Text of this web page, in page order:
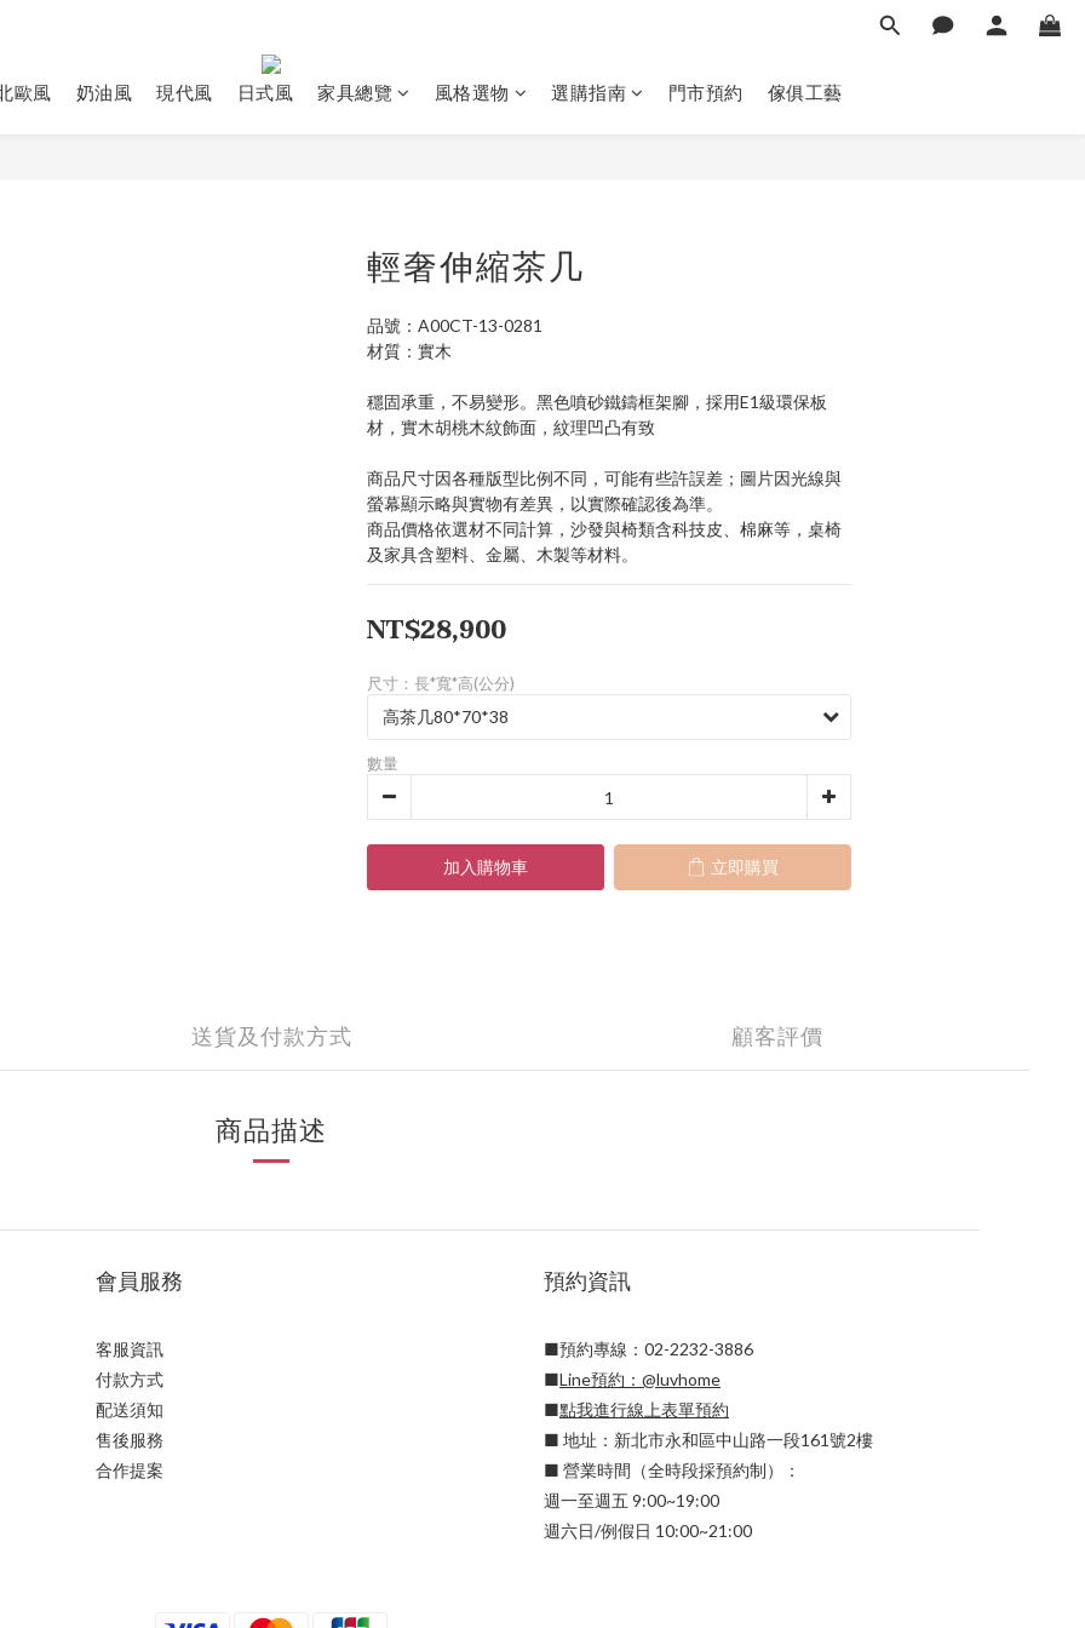
歐風 奶油風 現代風 日式風 家具總覽 風格選物 選購指南 門市預約 傢俱工藝
輕奢伸縮茶几
品號：A00CT-13-0281
材質：實木
穩固承重，不易變形。黑色噴砂鐵鑄框架腳，採用E1級環保板
材，實木胡桃木紋飾面，紋理凹凸有致
商品尺寸因各種版型比例不同，可能有些許誤差；圖片因光線與
螢幕顯示略與實物有差異，以實際確認後為準。
商品價格依選材不同計算，沙發與椅類含科技皮、棉麻等，桌椅
及家具含塑料、金屬、木製等材料。
NT$28,900
尺寸：長*寬*高(公分)
數量
加入購物車 立即購買
送貨及付款方式 顧客評價
商品描述
會員服務
客服資訊
付款方式
配送須知
售後服務
合作提案
預約資訊
■預約專線：02-2232-3886
■Line預約： @luvhome
■點我進行線上表單預約
■ 地址：新北市永和區中山路一段161號2樓
■ 營業時間（全時段採預約制）：
週一至週五 9:00~19:00
週六日/例假日 10:00~21:00